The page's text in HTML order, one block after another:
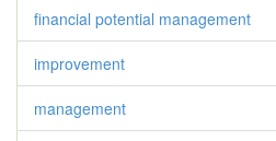
financial potential management
improvement
management